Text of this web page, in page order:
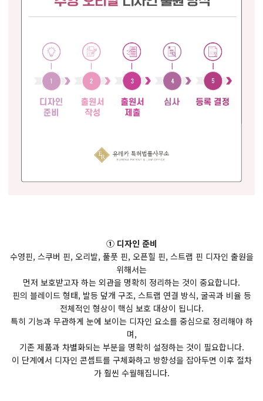
① 디자인 준비
수영핀, 스쿠버 핀, 오리발, 풀풋 핀, 오픈힐 핀, 스트랩 핀 디자인 출원을
위해서는
먼저 보호받고자 하는 외관을 명확히 정리하는 것이 중요합니다.
핀의 블레이드 형태, 발등 덮개 구조, 스트랩 연결 방식, 굴곡과 비율 등
전체적인 형상이 핵심 보호 대상이 됩니다.
특히 기능과 무관하게 눈에 보이는 디자인 요소를 중심으로 정리해야 하
며,
기존 제품과 차별화되는 부분을 명확히 설정하는 것이 필요합니다.
이 단계에서 디자인 콘셉트를 구체화하고 방향성을 잡아두면 이후 절차
가 훨씬 수월해집니다.